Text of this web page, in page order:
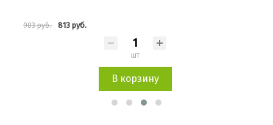
903 руб. 813 руб.
шт
В корзину